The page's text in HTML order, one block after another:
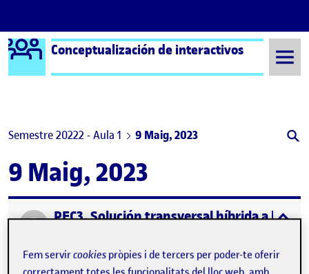
Saltar al contingut
Logo Ágora
Conceptualización de interactivos
Semestre 20222 - Aula 1 9 Maig, 2023
9 Maig, 2023
Publicat perPEC3. Solución transversal híbrida a la
Fem servircookies pròpies i de tercers per poder-te oferir